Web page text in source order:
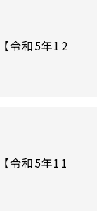
令和5年12
令和5年11